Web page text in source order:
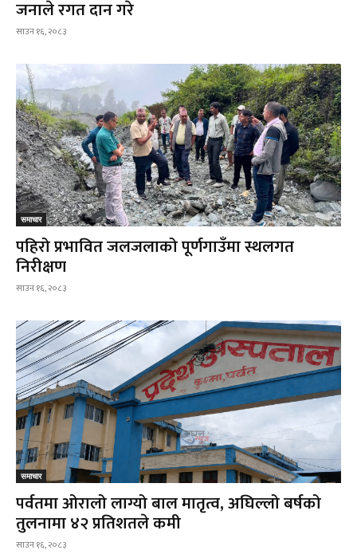
जनाले रगत दान गरे
साउन १६, २०८३
समाचार
पहिरो प्रभावित जलजलाको पूर्णगाउँमा स्थलगत
निरीक्षण
साउन १६, २०८३
समाचार
पर्वतमा ओरालो लाग्यो बाल मातृत्व, अघिल्लो बर्षको
तुलनामा ४२ प्रतिशतले कमी
साउन १६, २०८३